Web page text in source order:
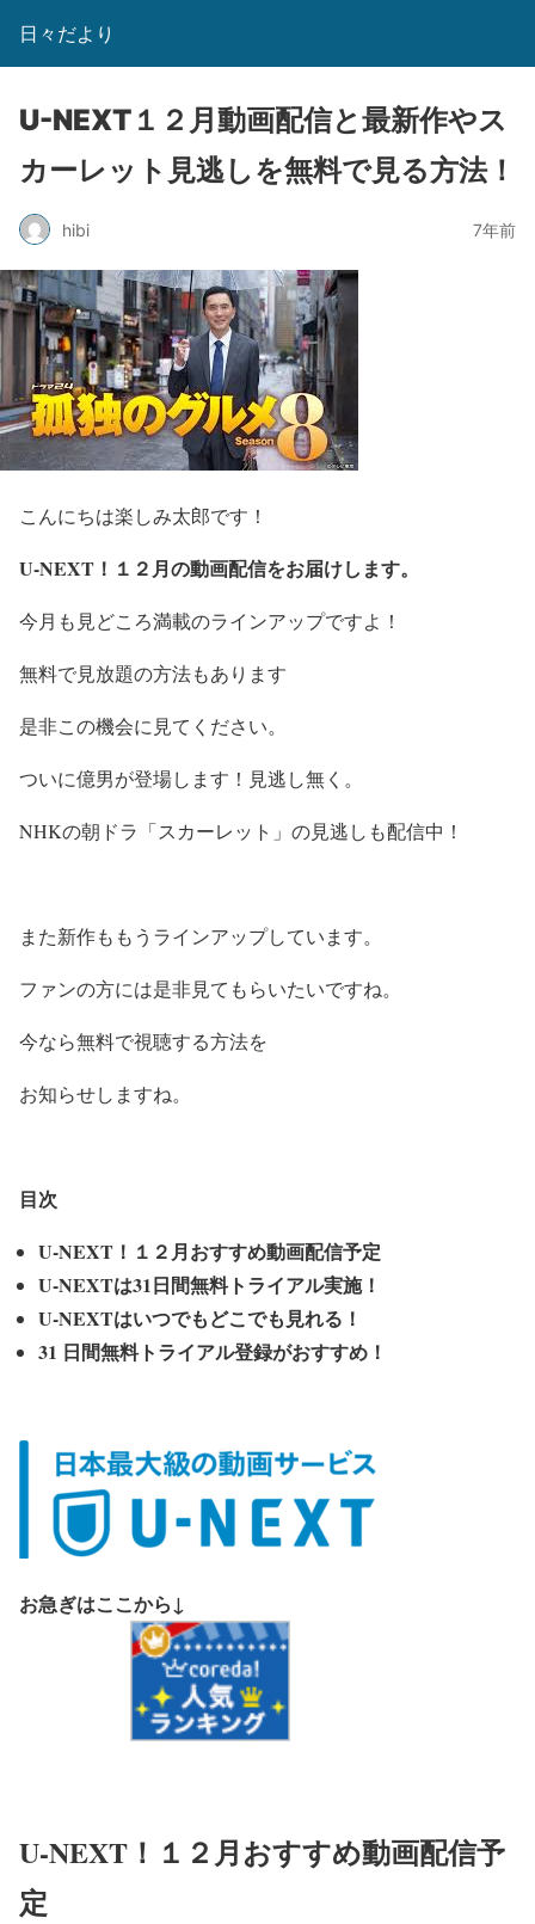
日々だより
U-NEXT１２月動画配信と最新作やス
カーレット見逃しを無料で見る方法！
hibi 7年前
こんにちは楽しみ太郎です！
U-NEXT！１２月の動画配信をお届けします。
今月も見どころ満載のラインアップですよ！
無料で見放題の方法もあります
是非この機会に見てください。
ついに億男が登場します！見逃し無く。
NHKの朝ドラ「スカーレット」の見逃しも配信中！
また新作ももうラインアップしています。
ファンの方には是非見てもらいたいですね。
今なら無料で視聴する方法を
お知らせしますね。
目次
U-NEXT！１２月おすすめ動画配信予定
U-NEXTは31日間無料トライアル実施！
U-NEXTはいつでもどこでも見れる！
31 日間無料トライアル登録がおすすめ！
お急ぎはここから↓
U-NEXT！１２月おすすめ動画配信予
定